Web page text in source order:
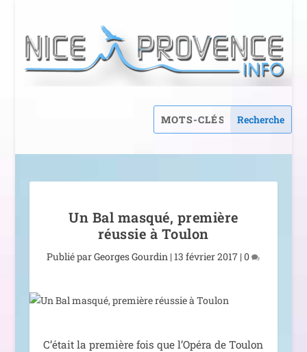
Un Bal masqué, première
réussie à Toulon
Publié parGeorges Gourdin | 13 février 2017 |0
C’était la pre­mière fois que l’Opéra de Toulon